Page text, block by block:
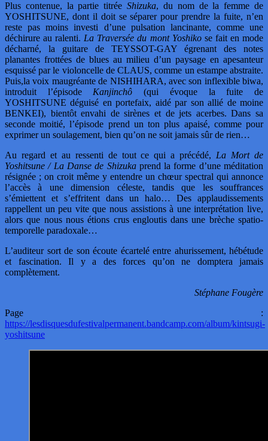
Plus contenue, la partie titréeShizuka, du nom de la femme de
YOSHITSUNE, dont il doit se séparer pour prendre la fuite, n’en
reste pas moins investi d’une pulsation lancinante, comme une
déchirure au ralenti. La Traversée du mont Yoshikose fait en mode
décharné, la guitare de TEYSSOT-GAY égrenant des notes
planantes frottées de blues au milieu d’un paysage en apesanteur
esquissé par le violoncelle de CLAUS, comme un estampe abstraite.
Puis,la voix maugréante de NISHIHARA, avec son inflexible biwa,
introduit l’épisode Kanjinchô (qui évoque la fuite de
YOSHITSUNE déguisé en portefaix, aidé par son allié de moine
BENKEI), bientôt envahi de sirènes et de jets acerbes. Dans sa
seconde moitié, l’épisode prend un ton plus apaisé, comme pour
exprimer un soulagement, bien qu’on ne soit jamais sûr de rien…
Au regard et au ressenti de tout ce qui a précédé, La Mort de
Yoshitsune / La Danse de Shizukaprend la forme d’une méditation
résignée ; on croit même y entendre un chœur spectral qui annonce
l’accès à une dimension céleste, tandis que les souffrances
s’émiettent et s’effritent dans un halo… Des applaudissements
rappellent un peu vite que nous assistions à une interprétation live,
alors que nous nous étions crus engloutis dans une brèche spatio-
temporelle paradoxale…
L’auditeur sort de son écoute écartelé entre ahurissement, hébétude
et fascination. Il y a des forces qu’on ne domptera jamais
complètement.
Stéphane Fougère
Page :
https://lesdisquesdufestivalpermanent.bandcamp.com/album/kintsugi-
yoshitsune